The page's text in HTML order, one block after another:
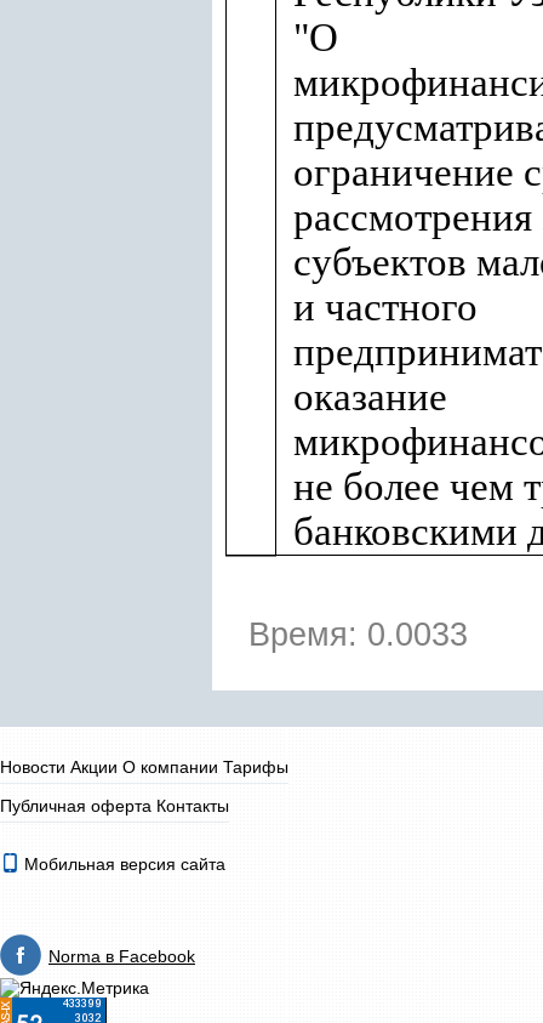
"О
ограничение
рассмотрения
субъектов
и частного
оказание
не более чем
банковскими
Время: 0.0033
Новости Акции О компании Тарифы
Публичная оферта Контакты
Мобильная версия сайта
Norma в Facebook